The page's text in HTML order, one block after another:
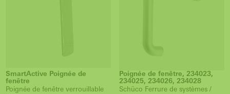
SmartActive Poignée de
fenêtre
Poignée de fenêtre verrouillable
Poignée de fenêtre, 234023,
234025, 234026, 234028
Schüco Ferrure de systèmes /